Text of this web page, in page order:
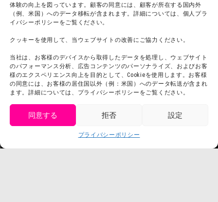
体験の向上を図っています。顧客の同意には、顧客が所在する国内外
（例、米国）へのデータ移転が含まれます。詳細については、個人プラ
イバシーポリシーをご覧ください。
クッキーを使用して、当ウェブサイトの改善にご協力ください。
当社は、お客様のデバイスから取得したデータを処理し、ウェブサイト
のパフォーマンス分析、広告コンテンツのパーソナライズ、およびお客
様のエクスペリエンス向上を目的として、Cookieを使用します。お客様
の同意には、お客様の居住国以外（例：米国）へのデータ転送が含まれ
ます。詳細については、プライバシーポリシーをご覧ください。
同意する 拒否 設定
プライバシーポリシー
利用規約
プライバシーポリシー
プレスリリース
スタッフ募集